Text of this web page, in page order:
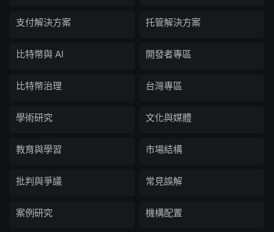
支付解決方案 托管解決方案
比特幣與 AI 開發者專區
比特幣治理 台灣專區
學術研究 文化與媒體
教育與學習 市場結構
批判與爭議 常見誤解
案例研究 機構配置